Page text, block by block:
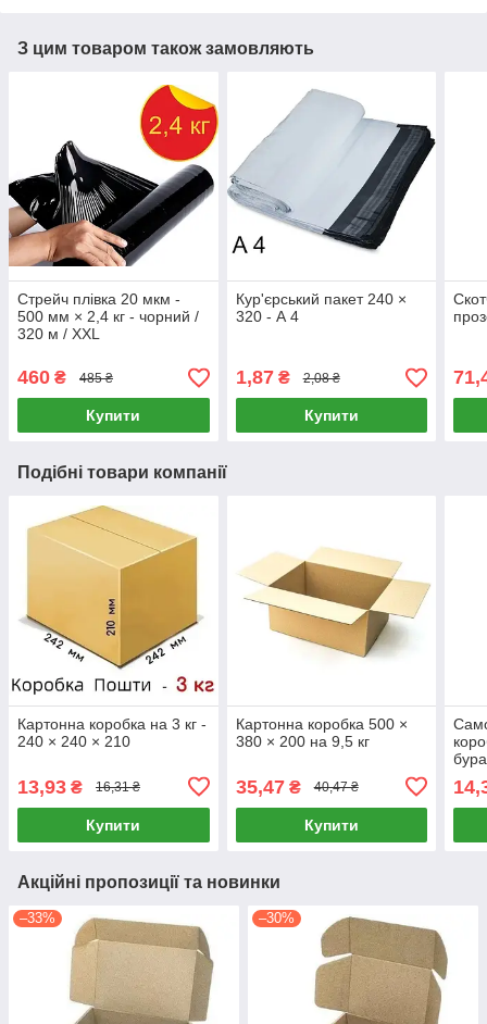
З цим товаром також замовляють
Стрейч плівка 20 мкм -
500 мм × 2,4 кг - чорний /
320 м / XXL
460 ₴ 485 ₴
Купити
Кур'єрський пакет 240 ×
320 - А 4
1,87₴ 2,08 ₴
Купити
Подібні товари компанії
Картонна коробка на 3 кг -
240 × 240 × 210
13,93 ₴ 16,31 ₴
Купити
Картонна коробка 500 ×
380 × 200 на 9,5 кг
35,47₴ 40,47 ₴
Купити
Акційні пропозиції та новинки
–33% –30%